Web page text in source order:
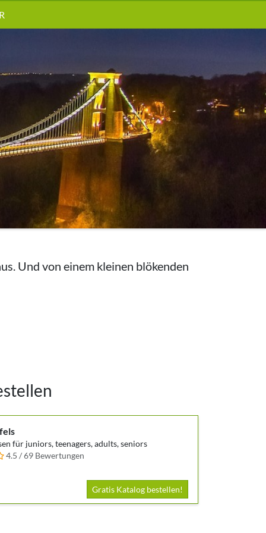
Und von einem kleinen blökenden
für juniors, teenagers, adults, seniors
4.5 / 69 Bewertungen
Gratis Katalog bestellen!